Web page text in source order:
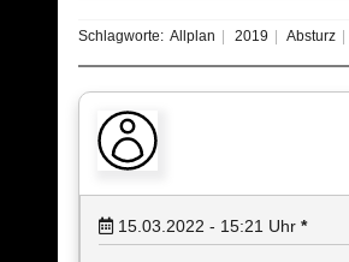
Schlagworte: Allplan 2019 Absturz
15.03.2022 - 15:21 Uhr *